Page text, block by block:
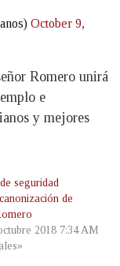
October 9,
Romero unirá
e
y mejores
seguridad
de
2018 7:34 AM